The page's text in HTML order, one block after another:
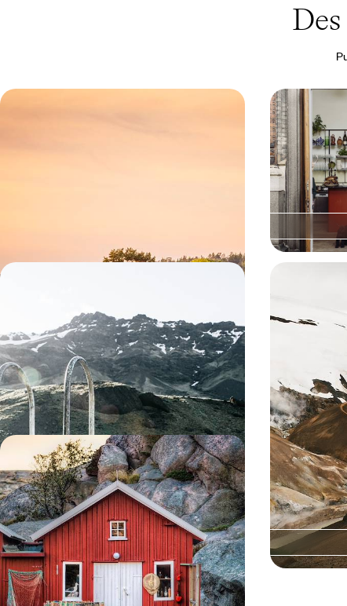
Week-end
hygge,
Quelques
qui bouge,
terre
3 jours, de 1200
Quelques jours pour déconnecter, goûter au
charme provincial de Bergen et s’émerveiller de la
majesté des fjords
5 jours, de 1900 à 2600 €
Chutes,
échappée
5 jours, de 2000
Sauna, pêche & saveur d’iode - Sur
la côte ouest, une autre Suède
Aborder la Reine de la Baltique par l'ouest au fil
d'un road-trip vivifiant, de villages de pêcheurs en
retraites insulaires
8 jours, de 2100 à 2800 €